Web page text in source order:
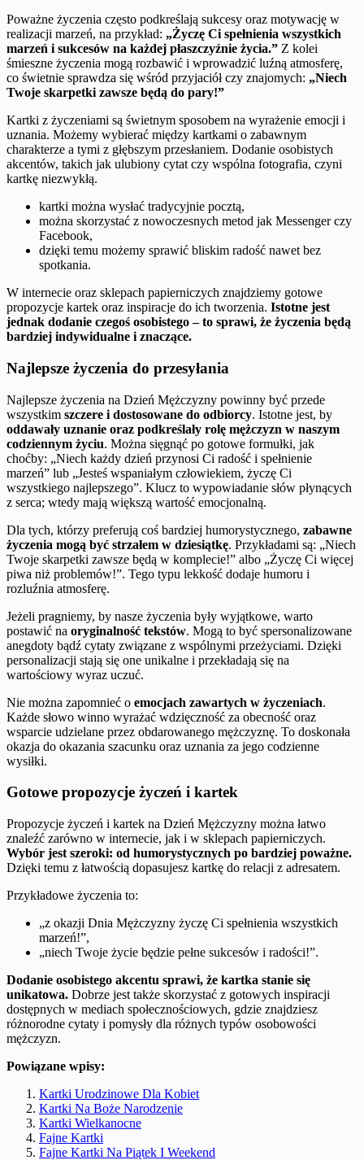
Poważne życzenia często podkreślają sukcesy oraz motywację w
realizacji marzeń, na przykład: „Życzę Ci spełnienia wszystkich
marzeń i sukcesów na każdej płaszczyźnie życia.” Z kolei
śmieszne życzenia mogą rozbawić i wprowadzić luźną atmosferę,
co świetnie sprawdza się wśród przyjaciół czy znajomych: „Niech
Twoje skarpetki zawsze będą do pary!”
Kartki z życzeniami są świetnym sposobem na wyrażenie emocji i
uznania. Możemy wybierać między kartkami o zabawnym
charakterze a tymi z głębszym przesłaniem. Dodanie osobistych
akcentów, takich jak ulubiony cytat czy wspólna fotografia, czyni
kartkę niezwykłą.
kartki można wysłać tradycyjnie pocztą,
można skorzystać z nowoczesnych metod jak Messenger czy
Facebook,
dzięki temu możemy sprawić bliskim radość nawet bez
spotkania.
W internecie oraz sklepach papierniczych znajdziemy gotowe
propozycje kartek oraz inspiracje do ich tworzenia. Istotne jest
jednak dodanie czegoś osobistego – to sprawi, że życzenia będą
bardziej indywidualne i znaczące.
Najlepsze życzenia do przesyłania
Najlepsze życzenia na Dzień Mężczyzny powinny być przede
wszystkim szczere i dostosowane do odbiorcy. Istotne jest, by
oddawały uznanie oraz podkreślały rolę mężczyzn w naszym
codziennym życiu. Można sięgnąć po gotowe formułki, jak
choćby: „Niech każdy dzień przynosi Ci radość i spełnienie
marzeń” lub „Jesteś wspaniałym człowiekiem, życzę Ci
wszystkiego najlepszego”. Klucz to wypowiadanie słów płynących
z serca; wtedy mają większą wartość emocjonalną.
Dla tych, którzy preferują coś bardziej humorystycznego, zabawne
życzenia mogą być strzałem w dziesiątkę. Przykładami są: „Niech
Twoje skarpetki zawsze będą w komplecie!” albo „Życzę Ci więcej
piwa niż problemów!”. Tego typu lekkość dodaje humoru i
rozluźnia atmosferę.
Jeżeli pragniemy, by nasze życzenia były wyjątkowe, warto
postawić na oryginalność tekstów. Mogą to być spersonalizowane
anegdoty bądź cytaty związane z wspólnymi przeżyciami. Dzięki
personalizacji stają się one unikalne i przekładają się na
wartościowy wyraz uczuć.
Nie można zapomnieć o emocjach zawartych w życzeniach.
Każde słowo winno wyrażać wdzięczność za obecność oraz
wsparcie udzielane przez obdarowanego mężczyznę. To doskonała
okazja do okazania szacunku oraz uznania za jego codzienne
wysiłki.
Gotowe propozycje życzeń i kartek
Propozycje życzeń i kartek na Dzień Mężczyzny można łatwo
znaleźć zarówno w internecie, jak i w sklepach papierniczych.
Wybór jest szeroki: od humorystycznych po bardziej poważne.
Dzięki temu z łatwością dopasujesz kartkę do relacji z adresatem.
Przykładowe życzenia to:
„z okazji Dnia Mężczyzny życzę Ci spełnienia wszystkich
marzeń!”,
„niech Twoje życie będzie pełne sukcesów i radości!”.
Dodanie osobistego akcentu sprawi, że kartka stanie się
unikatowa. Dobrze jest także skorzystać z gotowych inspiracji
dostępnych w mediach społecznościowych, gdzie znajdziesz
różnorodne cytaty i pomysły dla różnych typów osobowości
mężczyzn.
Powiązane wpisy:
Kartki Urodzinowe Dla Kobiet
Kartki Na Boże Narodzenie
Kartki Wielkanocne
Fajne Kartki
Fajne Kartki Na Piątek I Weekend